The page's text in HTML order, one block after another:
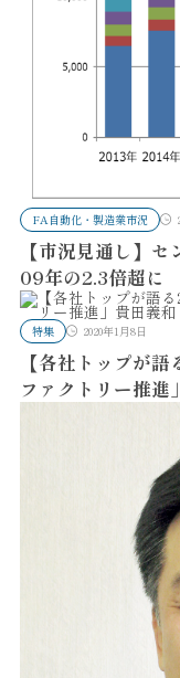
FA自動化・製造業市況
【市況見通し】
09年の2.3倍超に
特集 2020年1月8日
【各社トップが
ファクトリー推進